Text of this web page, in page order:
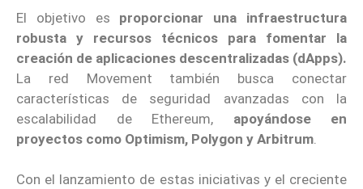
El objetivo es proporcionar una infraestructura
robusta y recursos técnicos para fomentar la
creación de aplicaciones descentralizadas (dApps).
La red Movement también busca conectar
características de seguridad avanzadas con la
escalabilidad de Ethereum, apoyándose en
proyectos como Optimism, Polygon y Arbitrum
Con el lanzamiento de estas iniciativas y el creciente